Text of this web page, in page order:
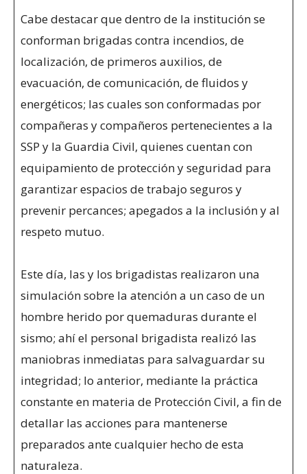
Cabe destacar que dentro de la institución se
conforman brigadas contra incendios, de
localización, de primeros auxilios, de
evacuación, de comunicación, de fluidos y
energéticos; las cuales son conformadas por
compañeras y compañeros pertenecientes a la
SSP y la Guardia Civil, quienes cuentan con
equipamiento de protección y seguridad para
garantizar espacios de trabajo seguros y
prevenir percances; apegados a la inclusión y al
respeto mutuo.
Este día, las y los brigadistas realizaron una
simulación sobre la atención a un caso de un
hombre herido por quemaduras durante el
sismo; ahí el personal brigadista realizó las
maniobras inmediatas para salvaguardar su
integridad; lo anterior, mediante la práctica
constante en materia de Protección Civil, a fin de
detallar las acciones para mantenerse
preparados ante cualquier hecho de esta
naturaleza.